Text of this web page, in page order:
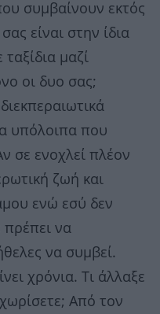
συμβαίνουν εκτός
είναι στην ίδια
μαζί
οι δυο σας;
υπόλοιπα που
σε ενοχλεί πλέον
ζωή και
ενώ εσύ δεν
πρέπει να
να συμβεί.
χρόνια. Τι άλλαξε
Από τον